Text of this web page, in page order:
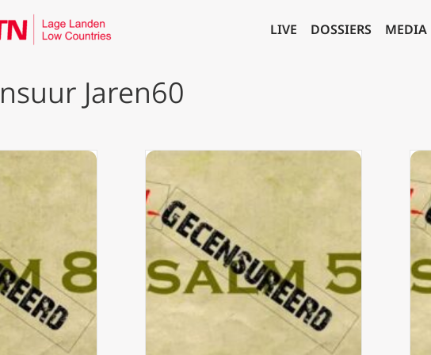
LIVE DOSSIERS MEDIA
Jaren60